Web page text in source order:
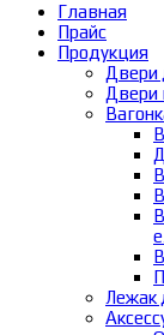
Главная
Прайс
Продукция
Двери
Двери
Лежак